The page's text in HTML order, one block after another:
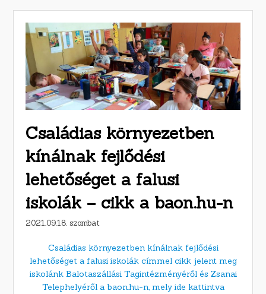
Családias környezetben
kínálnak fejlődési
lehetőséget a falusi
iskolák – cikk a baon.hu-n
2021.09.18. szombat
Családias környezetben kínálnak fejlődési
lehetőséget a falusi iskolák címmel cikk jelent meg
iskolánk Balotaszállási Tagintézményéről és Zsanai
Telephelyéről a baon.hu-n, mely ide kattintva